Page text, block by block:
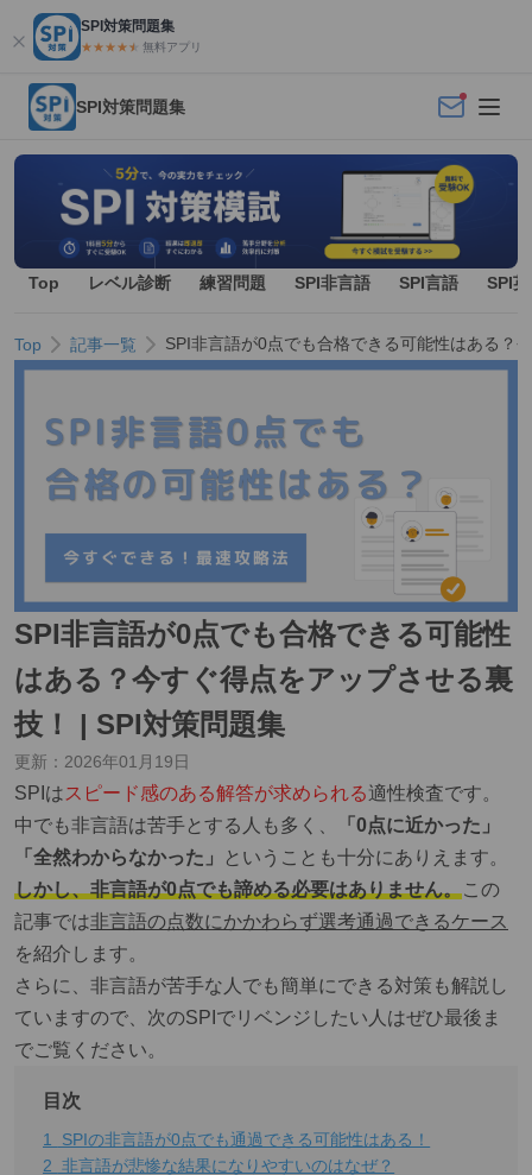
SPI対策問題集
★★★★★★ 無料アプリ
SPI対策問題集
Top レベル診断 練習問題 SPI非言語 SPI言語 SPI
Top 記事一覧 SPI非言語が0点でも合格できる可能性はある？
SPI非言語が0点でも合格できる可能性
はある？今すぐ得点をアップさせる裏
技！ | SPI対策問題集
更新： 2026年01月19日
SPIはスピード感のある解答が求められる適性検査です。
中でも非言語は苦手とする人も多く、
「0点に近かった」
「全然わからなかった」
ということも十分にありえます。
しかし、非言語が0点でも諦める必要はありません。この
記事では非言語の点数にかかわらず選考通過できるケース
を紹介します。
さらに、非言語が苦手な人でも簡単にできる対策も解説し
ていますので、次のSPIでリベンジしたい人はぜひ最後ま
でご覧ください。
目次
1
SPIの非言語が0点でも通過できる可能性はある！
2 非言語が悲惨な結果になりやすいのはなぜ？